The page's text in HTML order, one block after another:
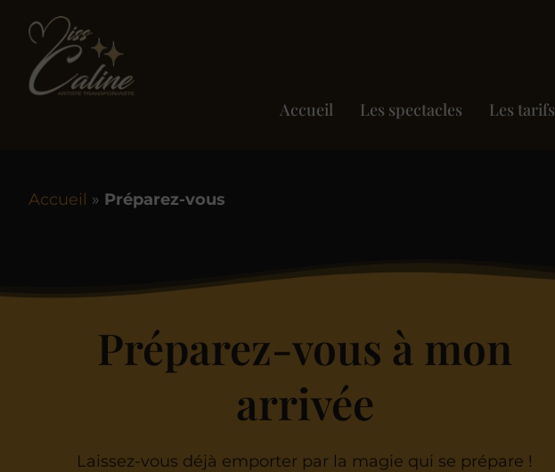
Accueil Les spectacles Les tarifs
Accueil » Préparez-vous
Préparez-vous à mon
arrivée
Laissez-vous déjà emporter par la magie qui se prépare !